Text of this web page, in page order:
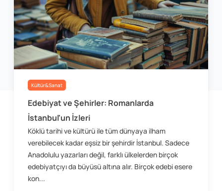
Kültür&Sanat
Edebiyat ve Şehirler: Romanlarda
İstanbul'un İzleri
Köklü tarihi ve kültürü ile tüm dünyaya ilham
verebilecek kadar eşsiz bir şehirdir İstanbul. Sadece
Anadolulu yazarları değil, farklı ülkelerden birçok
edebiyatçıyı da büyüsü altına alır. Birçok edebi esere
kon...